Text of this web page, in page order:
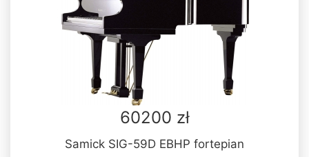
60200 zł
Samick SIG-59D EBHP fortepian